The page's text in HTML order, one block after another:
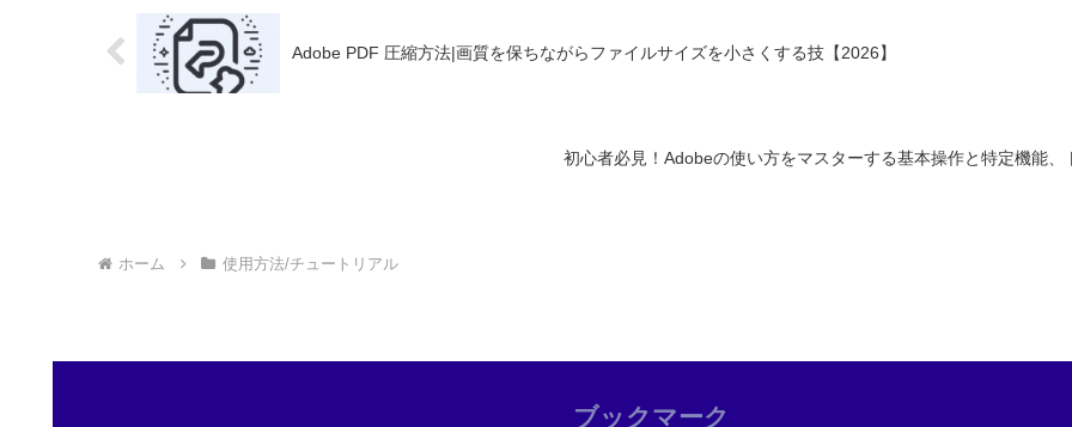
Adobe PDF 圧縮方法|画質を保ちながらファイルサイズを小さくする技【2026】
初心者必見！Adobeの使い方をマスターする基本操作と特定機能
ホーム 使用方法/チュートリアル
ブックマーク